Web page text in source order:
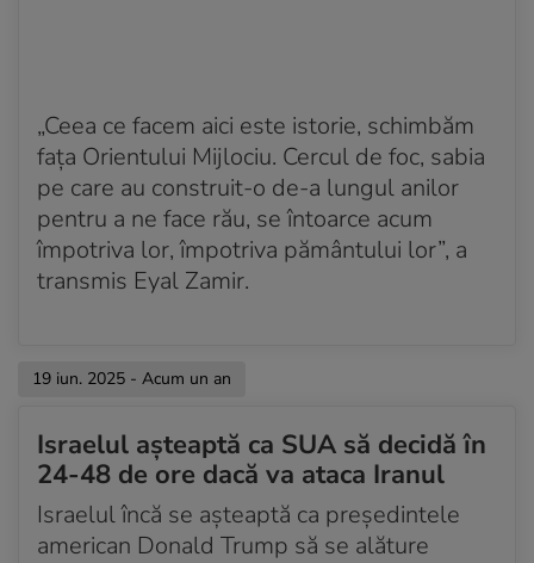
„Ceea ce facem aici este istorie, schimbăm
fața Orientului Mijlociu. Cercul de foc, sabia
pe care au construit-o de-a lungul anilor
pentru a ne face rău, se întoarce acum
împotriva lor, împotriva pământului lor”, a
transmis Eyal Zamir.
19 iun. 2025 - Acum un an
Israelul așteaptă ca SUA să decidă în
24-48 de ore dacă va ataca Iranul
Israelul încă se așteaptă ca președintele
american Donald Trump să se alăture